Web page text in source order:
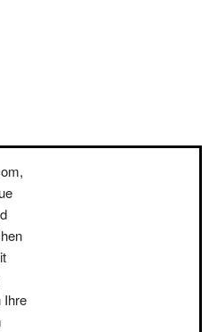
Ihre